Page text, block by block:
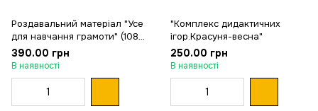
Роздавальний матеріал "Усе
для навчання грамоти" (108
карток)
390.00 грн
В наявності
"Комплекс дидактичних
ігор.Красуня-весна"
250.00 грн
В наявності